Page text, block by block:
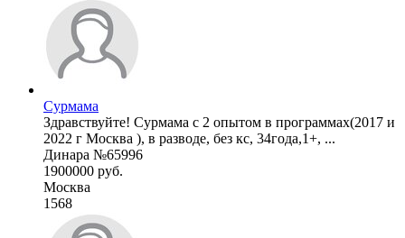
Сурмама
Здравствуйте! Сурмама с 2 опытом в программах(2017 и
2022 г Москва ), в разводе, без кс, 34года,1+, ...
Динара №65996
1900000 руб.
Москва
1568